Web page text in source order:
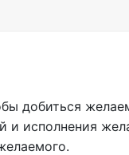
добиться
исполнения